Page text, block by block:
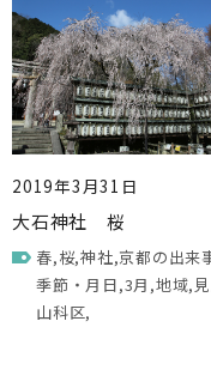
2019年3月31日
大石神社 桜
春 桜 神社 京都の出来
季節・月日 3月 地域
山科区